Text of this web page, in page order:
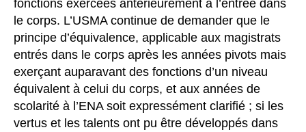
fonctions exercées antérieurement à l’entrée dans
le corps. L’USMA continue de demander que le
principe d’équivalence, applicable aux magistrats
entrés dans le corps après les années pivots mais
exerçant auparavant des fonctions d’un niveau
équivalent à celui du corps, et aux années de
scolarité à l’ENA soit expressément clarifié ; si les
vertus et les talents ont pu être développés dans